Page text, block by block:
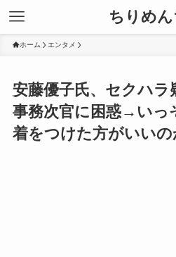
ちりめん
ホーム エンタメ
安藤優子氏、セクハラ
事務次官に困惑→いっ
着をつけた方がいいの